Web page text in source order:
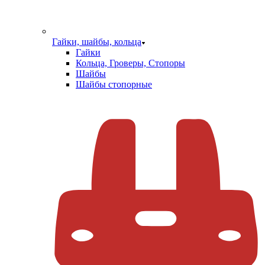
Гайки, шайбы, кольца
Гайки
Кольца, Гроверы, Стопоры
Шайбы
Шайбы стопорные